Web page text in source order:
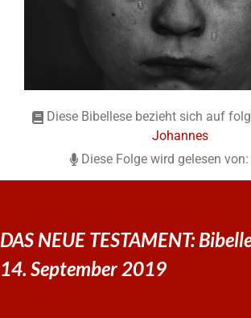
Diese Bibellese bezieht sich auf
Johannes
Diese Folge wird gelesen von:
DAS NEUE TESTAMENT:
14. September 2019